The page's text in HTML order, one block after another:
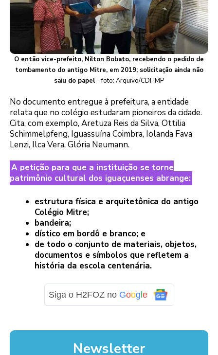
O então vice-prefeito, Nilton Bobato, recebendo o pedido de
tombamento do antigo Mitre, em 2019; solicitação ainda não
saiu do papel– foto: Arquivo/CDHMP
No documento entregue à prefeitura, a entidade
relata que no colégio estudaram pioneiros da cidade.
Cita, com exemplo, Aretuza Reis da Silva, Ottilia
Schimmelpfeng, Iguassuína Coimbra, Iolanda Fava
Lenzi, Ilca Vera, Glória Neumann.
A petição para que a instituição se torne
patrimônio cultural dos iguaçuenses abrange:
estrutura física e arquitetônica do antigo
Colégio Mitre;
bandeira;
dístico em bordô e branco; e
de todo o conjunto de materiais, objetos,
documentos e símbolos que refletem a
história da escola centenária.
Siga o H2FOZ no Goog e
Newsletter